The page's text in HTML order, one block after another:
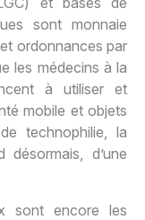
sont monnaie
ordonnances par
les médecins à la
à utiliser et
mobile et objets
technophilie, la
d’une
sont encore les